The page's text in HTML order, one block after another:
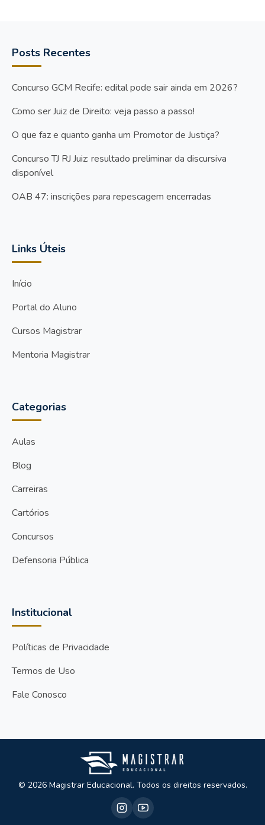
Posts Recentes
Concurso GCM Recife: edital pode sair ainda em 2026?
Como ser Juiz de Direito: veja passo a passo!
O que faz e quanto ganha um Promotor de Justiça?
Concurso TJ RJ Juiz: resultado preliminar da discursiva
disponível
OAB 47: inscrições para repescagem encerradas
Links Úteis
Início
Portal do Aluno
Cursos Magistrar
Mentoria Magistrar
Categorias
Aulas
Blog
Carreiras
Cartórios
Concursos
Defensoria Pública
Institucional
Políticas de Privacidade
Termos de Uso
Fale Conosco
© 2026 Magistrar Educacional. Todos os direitos reservados.